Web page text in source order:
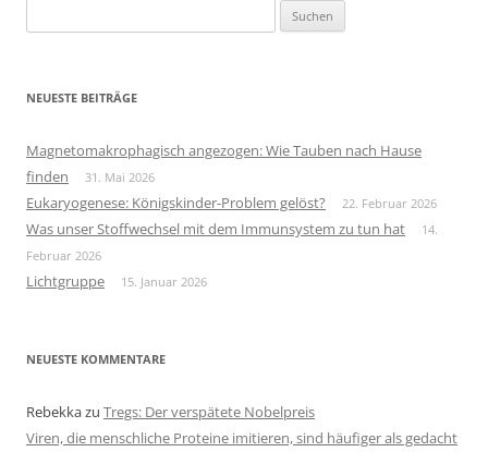
nach:
NEUESTE BEITRÄGE
Magnetomakrophagisch angezogen: Wie Tauben nach Hause
finden
31. Mai 2026
Eukaryogenese: Königskinder-Problem gelöst? 22. Februar 2026
Was unser Stoffwechsel mit dem Immunsystem zu tun hat
14.
Februar 2026
Lichtgruppe 15. Januar 2026
NEUESTE KOMMENTARE
Rebekkazu Tregs: Der verspätete Nobelpreis
Viren, die menschliche Proteine imitieren, sind häufiger als gedacht